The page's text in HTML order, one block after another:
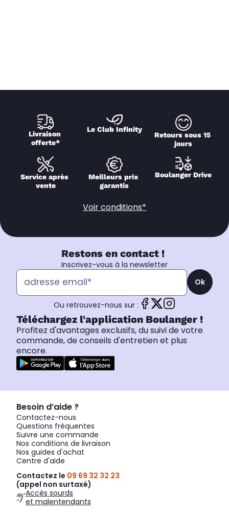
Livraison
offerte*
Le Club Infinity
Retours sous 15
jours
Service après
vente
Meilleurs prix
garantis
Boulanger Drive
Voir conditions*
Restons en contact !
Inscrivez-vous à la newsletter
Ok
Ou retrouvez-nous sur :
Téléchargez l'application Boulanger !
Profitez d'avantages exclusifs, du suivi de votre
commande, de conseils d'entretien et plus
encore.
Besoin d’aide ?
Contactez-nous
Questions fréquentes
Suivre une commande
Nos conditions de livraison
Nos guides d'achat
Centre d'aide
Contactez le 09 69 32 32 23
(appel non surtaxé)
Accès sourds
et malentendants